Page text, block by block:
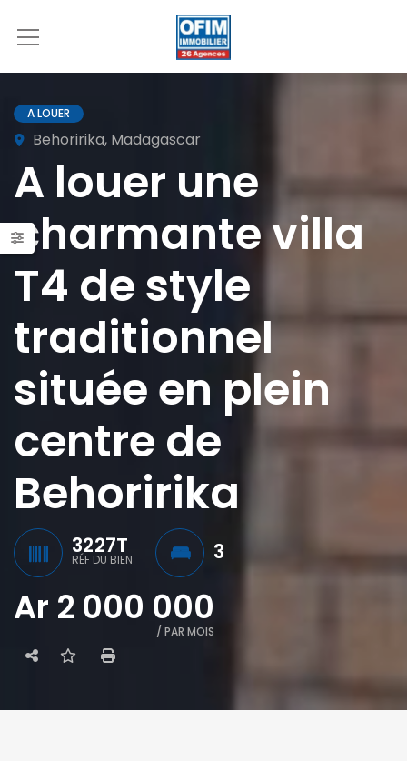
A LOUER
Behoririka, Madagascar
A louer une
charmante villa
T4 de style
traditionnel
située en plein
centre de
Behoririka
3227T
RÉF DU BIEN 3
Ar 2 000 000
/ PAR MOIS